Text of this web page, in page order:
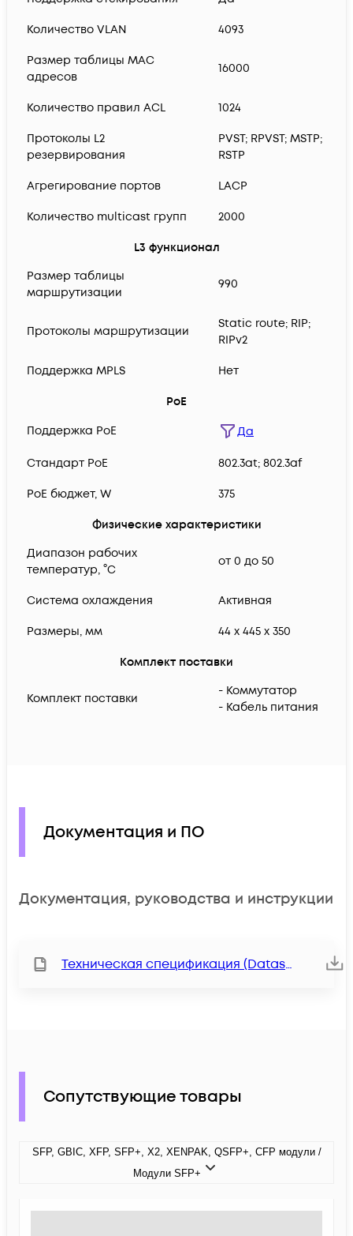
Количество VLAN 4093
Размер таблицы MAC
адресов
16000
Количество правил ACL 1024
Протоколы L2
резервирования
PVST; RPVST; MSTP;
RSTP
Агрегирование портов LACP
Количество multicast групп 2000
L3 функционал
Размер таблицы
маршрутизации
990
Протоколы маршрутизации
Static route; RIP;
RIPv2
Поддержка MPLS Нет
PoE
Поддержка PoE
Да
Cтандарт PoE 802.3at; 802.3af
PoE бюджет, W 375
Физические характеристики
Диапазон рабочих
температур, °C
от 0 до 50
Система охлаждения Активная
Размеры, мм 44 x 445 x 350
Комплект поставки
Комплект поставки
- Коммутатор
- Кабель питания
Документация и ПО
Документация, руководства и инструкции
Техническая спецификация (Datasheet)
Сопутствующие товары
SFP, GBIC, XFP, SFP+, X2, XENPAK, QSFP+, CFP модули /
Модули SFP+